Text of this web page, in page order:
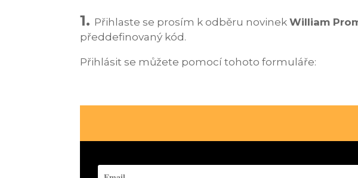
1. Přihlaste se prosím k odběru novinekWilliam
předdefinovaný kód.
Přihlásit se můžete pomocí tohoto formuláře: